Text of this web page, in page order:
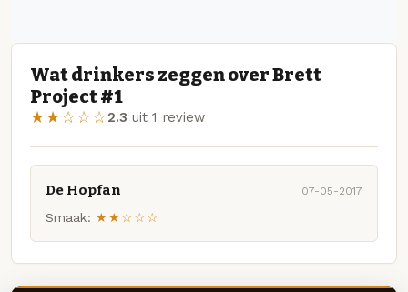
Wat drinkers zeggen over Brett
Project #1
★★☆☆☆2.3 uit 1 review
De Hopfan 07-05-2017
Smaak: ★★☆☆☆